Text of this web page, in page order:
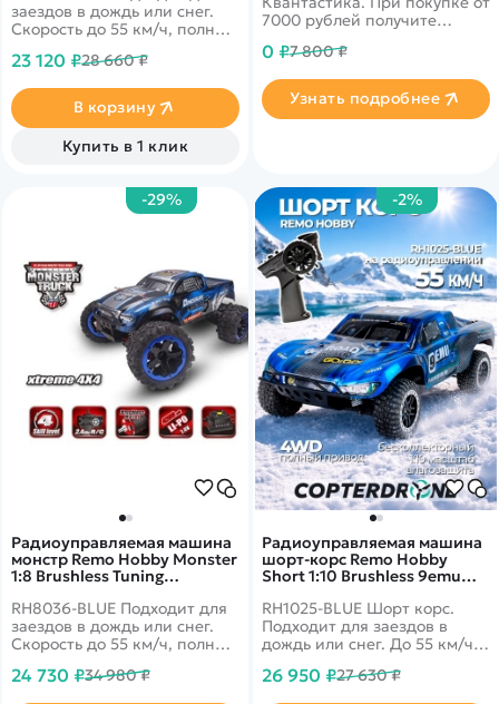
7000 рублей получите
нашего партнера
0 ₽7 800 ₽
Узнать подробнее
заездов в дождь или снег.
Скорость до 55 км/ч, полный
23 120 ₽28 660 ₽
В корзину
Купить в 1 клик
-29%
Радиоуправляемая машина
монстр Remo Hobby Monster
1:8 Brushless Tuning
RH8036-BLUE
RH8036-BLUE Подходит для
заездов в дождь или снег.
Скорость до 55 км/ч, полный
24 730 ₽34 980 ₽
-2%
Радиоуправляемая машина
шорт-корс Remo Hobby
Short 1:10 Brushless 9emu
RH1025-BLUE Шорт корс.
Подходит для заездов в
дождь или снег. До 55 км/ч,
1:10
26 950 ₽27 630 ₽